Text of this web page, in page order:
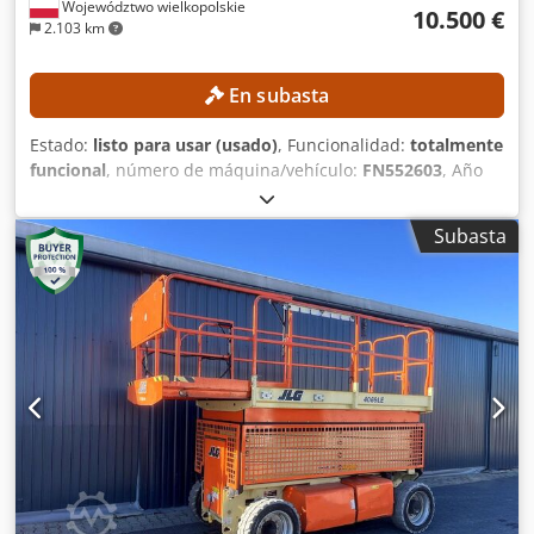
Województwo wielkopolskie
2.103 km
10.500 €
En subasta
Estado: listo para usar (usado), Funcionalidad: totalmente
funcional, número de máquina/vehículo: FN552603, Año
, horas de funcionamiento:
altura de elevación:3.540 mm, tipo de mástil:dúplex,
altura de construcción:
, Equipamiento:
desplazador lateral, Sin precio mínimo: ¡venta garantizada
al mejor postor! ESPECIFICACIONES TÉCNICAS Altura de
elevación: 3.540 mm Altura total: 2.520 mm DETALLES DE
LA MÁQUINA Tipo de mástil: Dúplex con elevación libre
Voltaje de la batería: 80 V Capacidad de la batería: 930 Ah
Año de fabricación de la batería: 2017 Válvulas hidráulicas:
3.ª/4.ª válvula Horas de funcionamiento: 1.398 h
EQUIPAMIENTO Desplazador lateral Crsdezrlvfopfx Akcjf
Posicionador de horquillas Cargador incluido Referencia
externa: SL13606SP
Subasta